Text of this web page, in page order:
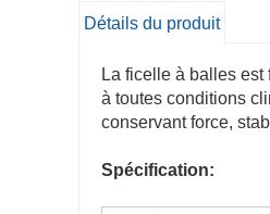
Détails du produit
La ficelle à balles
à toutes conditions
conservant force,
Spécification: